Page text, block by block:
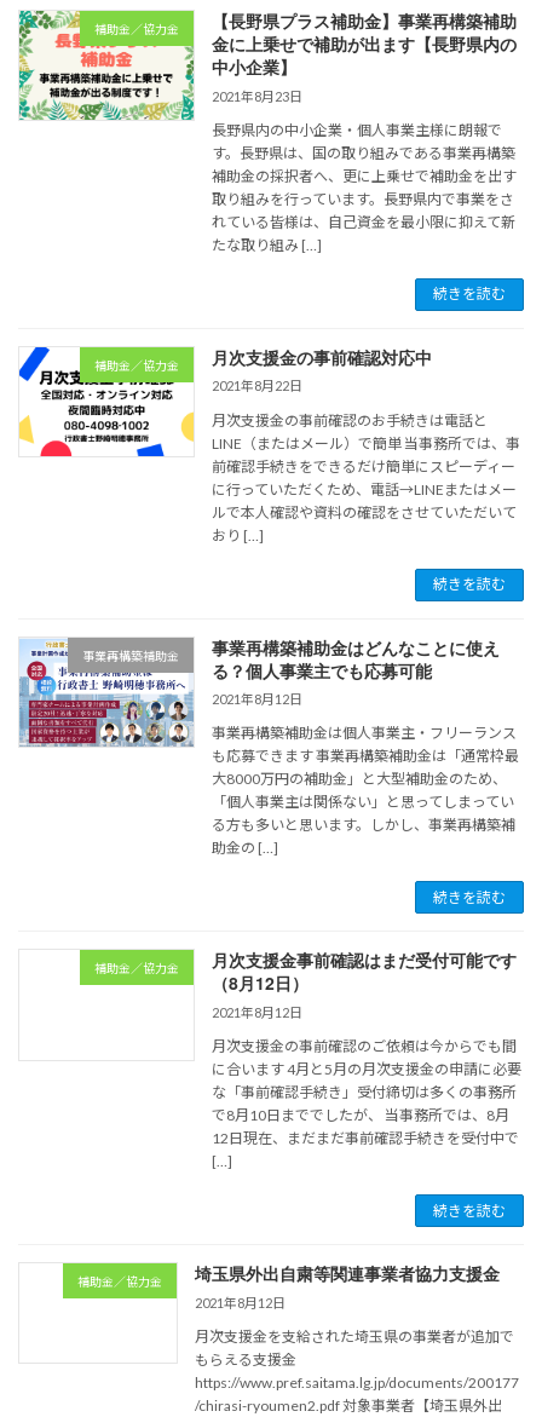
補助金／協力金
【長野県プラス補助金】事業再構築補助
金に上乗せで補助が出ます【長野県内の
中小企業】
2021年8月23日
長野県内の中小企業・個人事業主様に朗報で
す。長野県は、国の取り組みである事業再構築
補助金の採択者へ、更に上乗せで補助金を出す
取り組みを行っています。長野県内で事業をさ
れている皆様は、自己資金を最小限に抑えて新
たな取り組み […]
続きを読む
補助金／協力金 月次支援金の事前確認対応中
2021年8月22日
月次支援金の事前確認のお手続きは電話と
LINE（またはメール）で簡単 当事務所では、事
前確認手続きをできるだけ簡単にスピーディー
に行っていただくため、電話→LINEまたはメー
ルで本人確認や資料の確認をさせていただいて
おり […]
続きを読む
事業再構築補助金
事業再構築補助金はどんなことに使え
る？個人事業主でも応募可能
2021年8月12日
事業再構築補助金は個人事業主・フリーランス
も応募できます 事業再構築補助金は「通常枠最
大8000万円の補助金」と大型補助金のため、
「個人事業主は関係ない」と思ってしまってい
る方も多いと思います。しかし、事業再構築補
助金の […]
続きを読む
補助金／協力金
月次支援金事前確認はまだ受付可能です
（8月12日）
2021年8月12日
月次支援金の事前確認のご依頼は今からでも間
に合います 4月と5月の月次支援金の申請に必要
な「事前確認手続き」受付締切は多くの事務所
で8月10日まででしたが、 当事務所では、8月
12日現在、まだまだ事前確認手続きを受付中で
[…]
続きを読む
補助金／協力金 埼玉県外出自粛等関連事業者協力支援金
2021年8月12日
月次支援金を支給された埼玉県の事業者が追加で
もらえる支援金
https://www.pref.saitama.lg.jp/documents/200177
/chirasi-ryoumen2.pdf 対象事業者【埼玉県外出